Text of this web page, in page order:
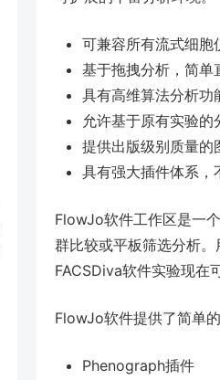
可兼容所有流式细
基于拖拽分析，简单
具有高维算法分析功
允许基于原有实验的
提供出版级别质量的
具有强大插件体系，
FlowJo软件工作区是一
群比较或平板筛选分析
FACSDiva软件实验现在
FlowJo软件提供了简单
Phenograph插件